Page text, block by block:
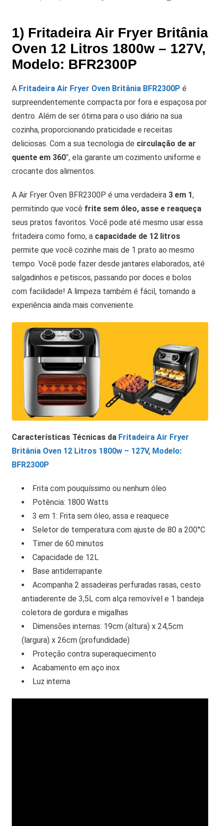
1) Fritadeira Air Fryer Britânia
Oven 12 Litros 1800w – 127V,
Modelo: BFR2300P
A Fritadeira Air Fryer Oven Britânia BFR2300P é
surpreendentemente compacta por fora e espaçosa por
dentro. Além de ser ótima para o uso diário na sua
cozinha, proporcionando praticidade e receitas
deliciosas. Com a sua tecnologia de circulação de ar
quente em 360°, ela garante um cozimento uniforme e
crocante dos alimentos.
A Air Fryer Oven BFR2300P é uma verdadeira 3 em 1,
permitindo que você frite sem óleo, asse e reaqueça
seus pratos favoritos. Você pode até mesmo usar essa
fritadeira como forno, a capacidade de 12 litros
permite que você cozinhe mais de 1 prato ao mesmo
tempo. Você pode fazer desde jantares elaborados, até
salgadinhos e petiscos, passando por doces e bolos
com facilidade! A limpeza também é fácil, tornando a
experiência ainda mais conveniente.
Características Técnicas da Fritadeira Air Fryer
Britânia Oven 12 Litros 1800w – 127V, Modelo:
BFR2300P
Frita com pouquíssimo ou nenhum óleo
Potência: 1800 Watts
3 em 1: Frita sem óleo, assa e reaquece
Seletor de temperatura com ajuste de 80 a 200°C
Timer de 60 minutos
Capacidade de 12L
Base antiderrapante
Acompanha 2 assadeiras perfuradas rasas, cesto
antiaderente de 3,5L com alça removível e 1 bandeja
coletora de gordura e migalhas
Dimensões internas: 19cm (altura) x 24,5cm
(largura) x 26cm (profundidade)
Proteção contra superaquecimento
Acabamento em aço inox
Luz interna